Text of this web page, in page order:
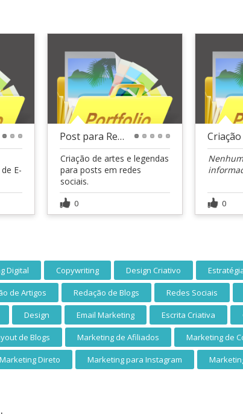
E-
Post para Redes Sociais
Criação de artes e legendas
para posts em redes
sociais.
0 0
Digital Copywriting Design Criativo
de Artigos Redação de Blogs Redes Sociais
Design Email Marketing Escrita Criativa
de Blogs Marketing de Afiliados Marketing de
Marketing Direto Marketing para Instagram